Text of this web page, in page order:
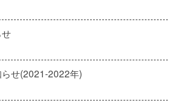
せ(2021-2022年)